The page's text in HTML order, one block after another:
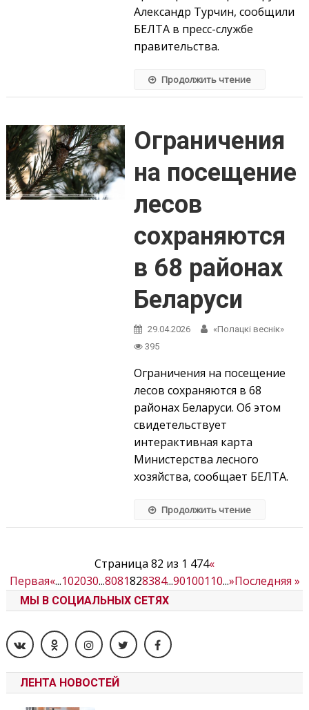
Александр Турчин, сообщили
БЕЛТА в пресс-службе
правительства.
Продолжить чтение
Ограничения
на посещение
лесов
сохраняются
в 68 районах
Беларуси
29.04.2026
«Полацкі веснік»
395
Ограничения на посещение
лесов сохраняются в 68
районах Беларуси. Об этом
свидетельствует
интерактивная карта
Министерства лесного
хозяйства, сообщает БЕЛТА.
Продолжить чтение
Страница 82 из 1 474«
Первая«...102030...8081828384...90100110...»Последняя »
МЫ В СОЦИАЛЬНЫХ СЕТЯХ
ЛЕНТА НОВОСТЕЙ